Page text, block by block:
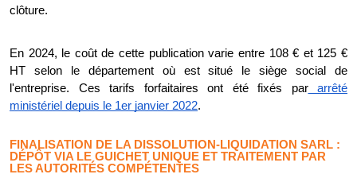
clôture.
En 2024, le coût de cette publication varie entre 108 € et 125 €
HT selon le département où est situé le siège social de
l'entreprise. Ces tarifs forfaitaires ont été fixés pararrêté
ministériel depuis le 1er janvier 2022.
FINALISATION DE LA DISSOLUTION-LIQUIDATION SARL :
DÉPÔT VIA LE GUICHET UNIQUE ET TRAITEMENT PAR
LES AUTORITÉS COMPÉTENTES